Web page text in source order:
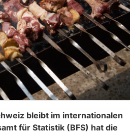
bleibt im internationalen
für Statistik (BFS) hat die